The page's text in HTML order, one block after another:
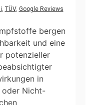
, TÜV, Google Reviews
bergen
und eine
potenzieller
in
oder Nicht-